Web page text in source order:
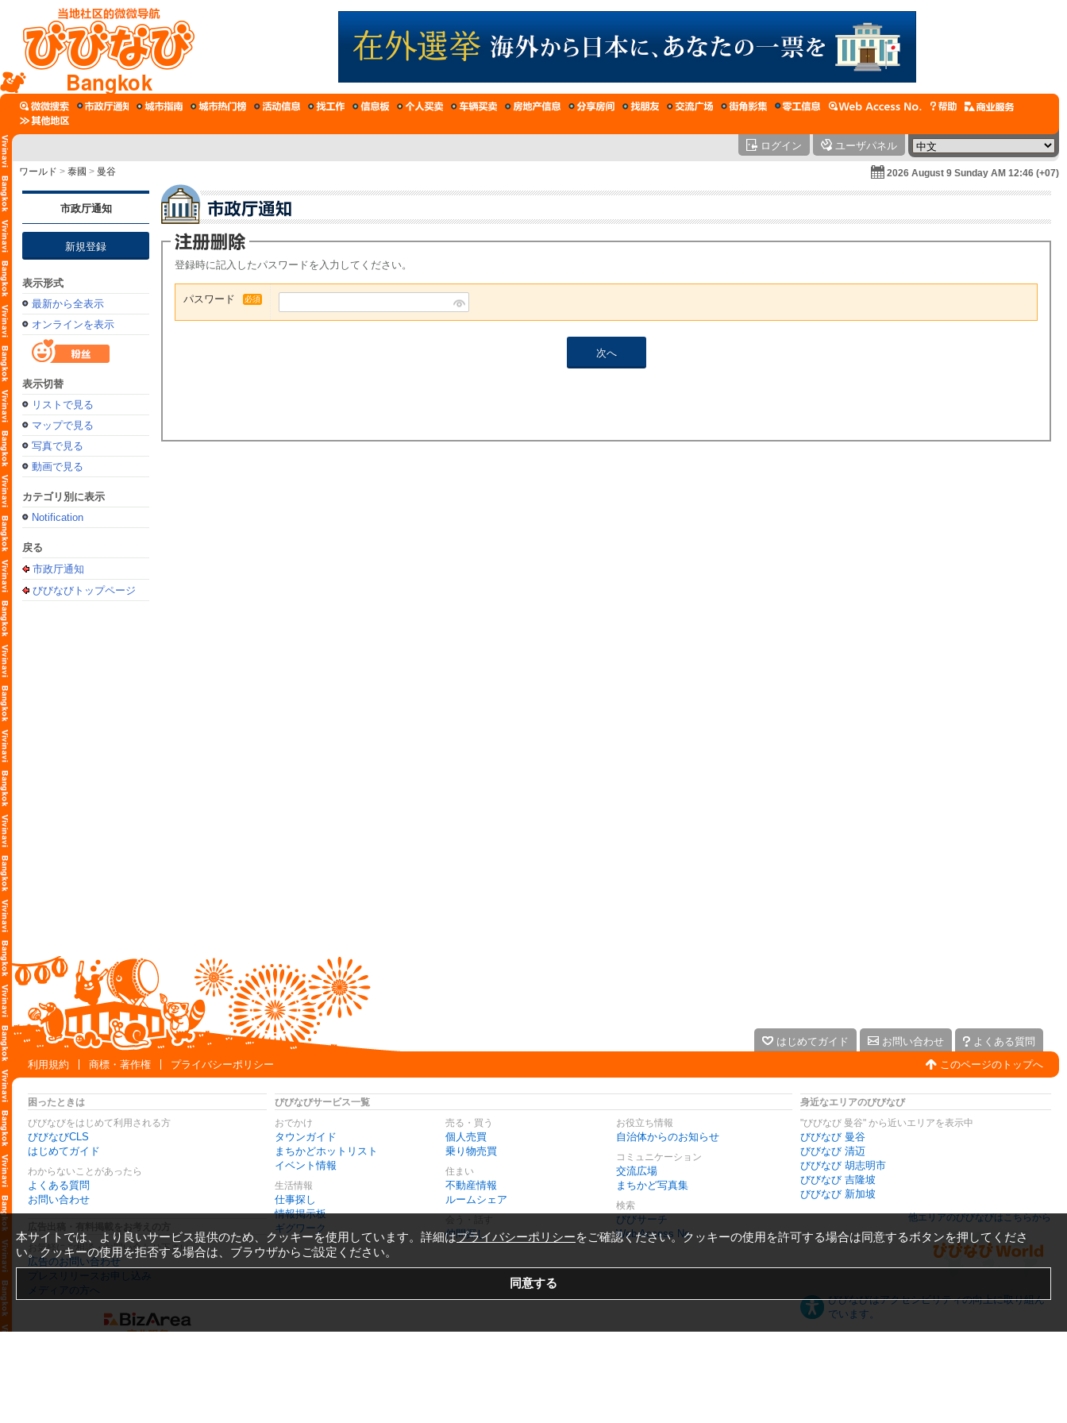
Bangkok
ログイン ユーザパネル
ワールド > 泰國 > 曼谷 2026 August 9 Sunday AM 12:46 (+07)
市政厅通知
新規登録
表示形式
最新から全表示
オンラインを表示
表示切替
リストで見る
マップで見る
写真で見る
動画で見る
カテゴリ別に表示
Notification
戻る
市政厅通知
びびなびトップページ
登録時に記入したパスワードを入力してください。
パスワード 必須
はじめてガイド お問い合わせ
よくある質問
利用規約
商標・著作権 プライバシーポリシー このページのトップへ
困ったときは
びびなびをはじめて利用される方
びびなびCLS
はじめてガイド
わからないことがあったら
よくある質問
お問い合わせ
お気軽にご相談・お問い合わせ下さい
広告のお問い合わせ
プレスリリースお申し込み
メディアの方へ
びびなびサービス一覧
おでかけ
タウンガイド
まちかどホットリスト
イベント情報
生活情報
仕事探し
情報掲示板
ギグワーク
売る・買う
個人売買
乗り物売買
住まい
不動産情報
ルームシェア
仲間探し
お役立ち情報
自治体からのお知らせ
コミュニケーション
交流広場
まちかど写真集
検索
びびサーチ
Web Access No.
身近なエリアのびびなび
"びびなび 曼谷" から近いエリアを表示中
びびなび 曼谷
びびなび 清迈
びびなび 胡志明市
びびなび 吉隆坡
びびなび 新加坡
他エリアのびびなびはこちらから
びびなびはアクセシビリティの向上に取り組ん
でいます。
本サイトでは、より良いサービス提供のため、クッキーを使用しています。詳細はプライバシーポリシーをご確認ください。クッキーの使用を許可する場合は同意するボタンを押してくださ
い。クッキーの使用を拒否する場合は、ブラウザからご設定ください。